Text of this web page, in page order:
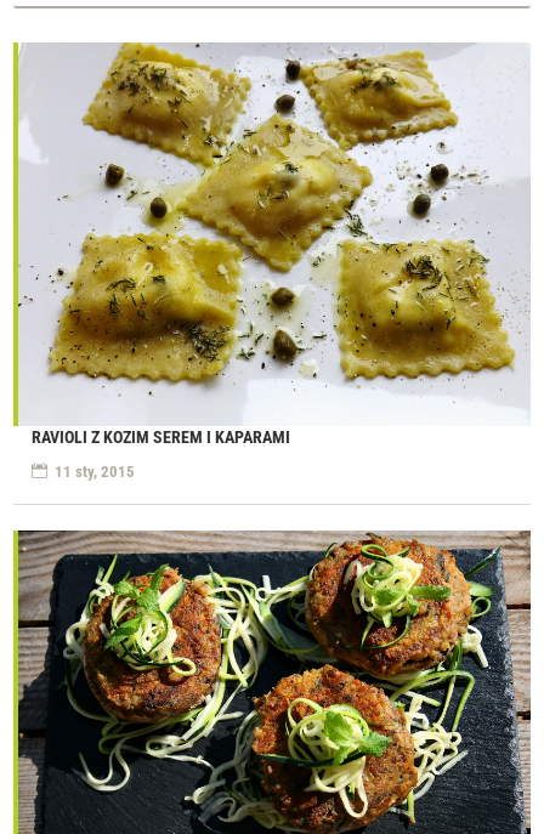
RAVIOLI Z KOZIM SEREM I KAPARAMI
11 sty, 2015